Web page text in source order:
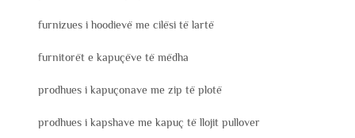
furnizues i hoodievë me cilësi të lartë
furnitorët e kapuçëve të mëdha
prodhues i kapuçonave me zip të plotë
prodhues i kapshave me kapuç të llojit pullover